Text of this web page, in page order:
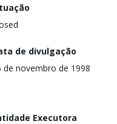
de divulgação
de novembro de 1998
Executora